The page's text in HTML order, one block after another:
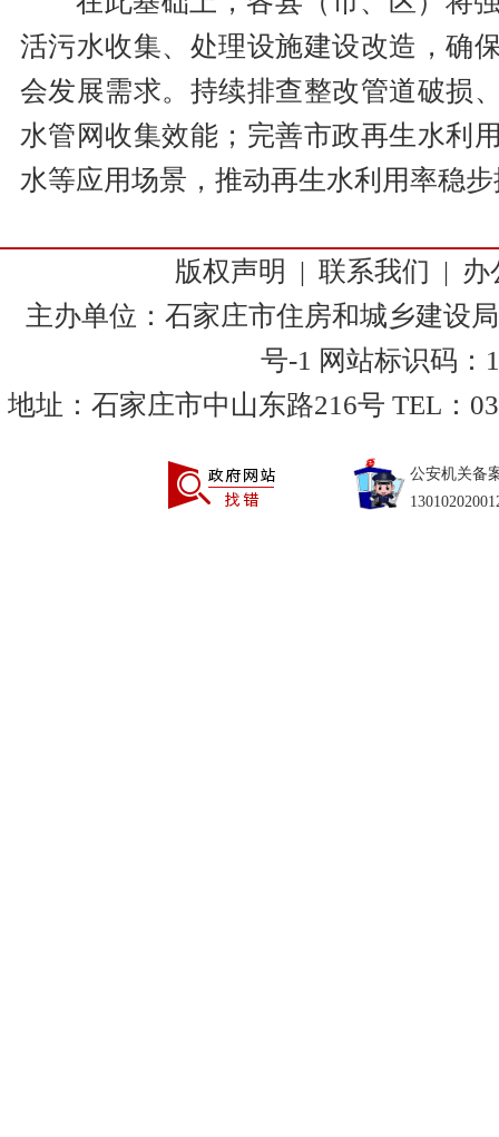
活污水收集、处理设施建设改造，确
会发展需求。持续排查整改管道破损
水管网收集效能；完善市政再生水利
水等应用场景，推动再生水利用率稳
版权声明 | 联系我们 | 办
主办单位：石家庄市住房和城乡建设
号-1 网站标识码：
地址：石家庄市中山东路216号 TEL：